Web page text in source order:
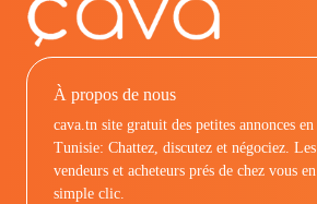
À propos de nous
cava.tn site gratuit des petites annonces en
Tunisie: Chattez, discutez et négociez. Les
vendeurs et acheteurs prés de chez vous en
simple clic.